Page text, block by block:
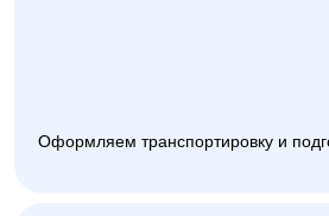
Оформляем транспортировку и